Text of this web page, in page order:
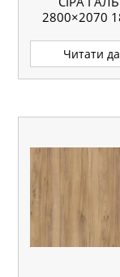
2800×2070
Читати